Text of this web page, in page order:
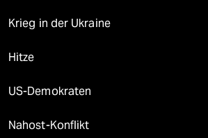
Krieg in der Ukraine
Hitze
US-Demokraten
Nahost-Konflikt